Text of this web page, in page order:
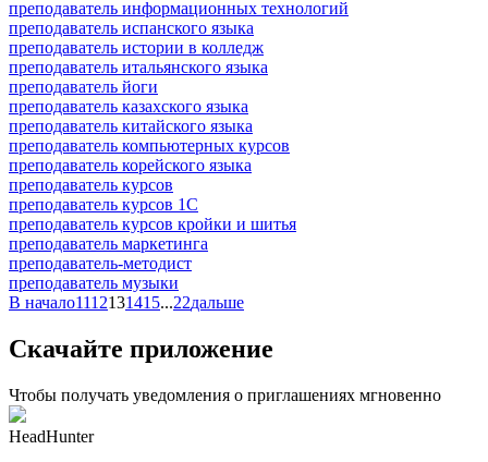
преподаватель информационных технологий
преподаватель испанского языка
преподаватель истории в колледж
преподаватель итальянского языка
преподаватель йоги
преподаватель казахского языка
преподаватель китайского языка
преподаватель компьютерных курсов
преподаватель корейского языка
преподаватель курсов
преподаватель курсов 1С
преподаватель курсов кройки и шитья
преподаватель маркетинга
преподаватель-методист
преподаватель музыки
В начало1112131415...22дальше
Скачайте приложение
Чтобы получать уведомления о приглашениях мгновенно
HeadHunter